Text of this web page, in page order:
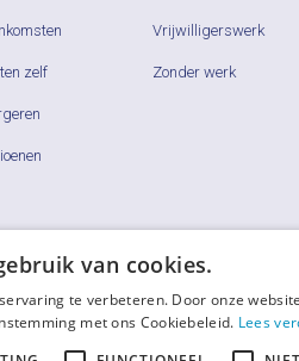
zelf
Vrijwilligerswerk
Zonder werk
van cookies.
te verbeteren. Door onze
met ons Cookiebeleid. Lees